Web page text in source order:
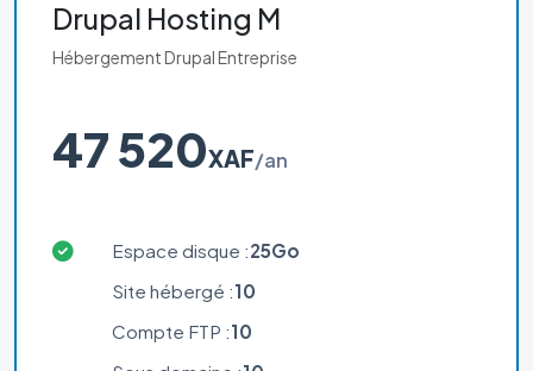
Drupal Hosting M
Hébergement Drupal Entreprise
47 520XAF/an
Espace disque :25Go
Site hébergé :10
Compte FTP :10